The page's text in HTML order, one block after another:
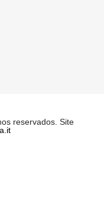
reservados. Site